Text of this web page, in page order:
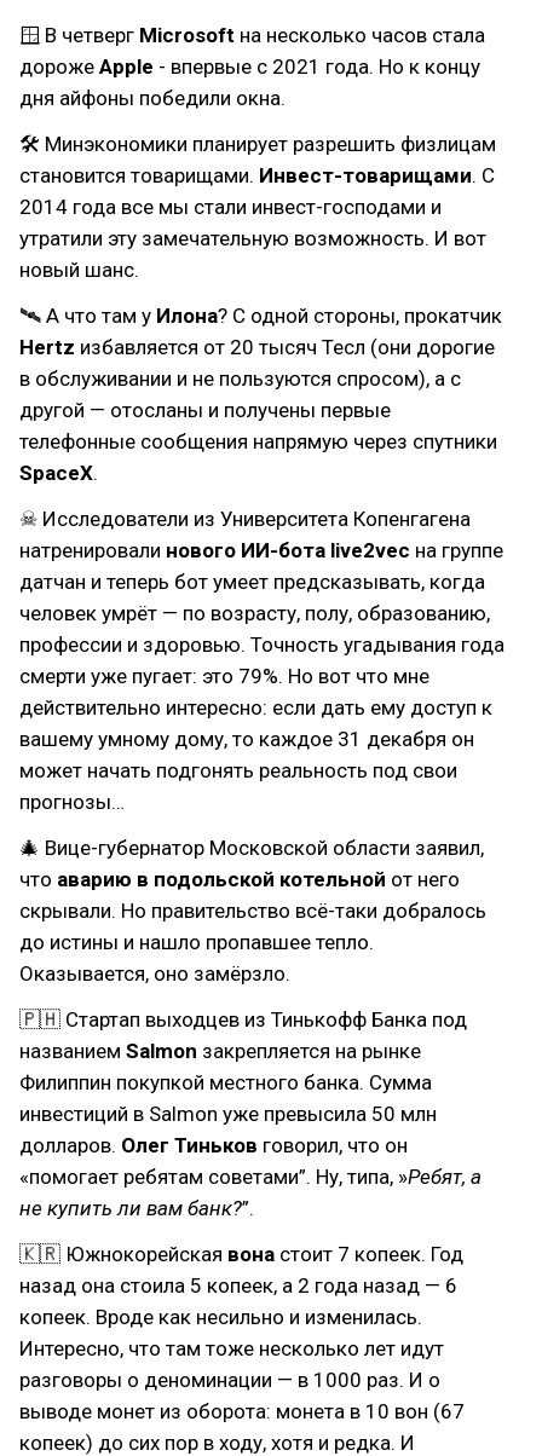
🪟 В четверг Microsoft на несколько часов стала
дороже Apple - впервые с 2021 года. Но к концу
дня айфоны победили окна.
🛠 Минэкономики планирует разрешить физлицам
становится товарищами. Инвест-товарищами. С
2014 года все мы стали инвест-господами и
утратили эту замечательную возможность. И вот
новый шанс.
🛰 А что там у Илона? С одной стороны, прокатчик
Hertz избавляется от 20 тысяч Тесл (они дорогие
в обслуживании и не пользуются спросом), а с
другой — отосланы и получены первые
телефонные сообщения напрямую через спутники
SpaceX.
☠ Исследователи из Университета Копенгагена
натренировали нового ИИ-бота live2vec на группе
датчан и теперь бот умеет предсказывать, когда
человек умрёт — по возрасту, полу, образованию,
профессии и здоровью. Точность угадывания года
смерти уже пугает: это 79%. Но вот что мне
действительно интересно: если дать ему доступ к
вашему умному дому, то каждое 31 декабря он
может начать подгонять реальность под свои
прогнозы…
🎄 Вице-губернатор Московской области заявил,
что аварию в подольской котельной от него
скрывали. Но правительство всё-таки добралось
до истины и нашло пропавшее тепло.
Оказывается, оно замёрзло.
🇵🇭 Стартап выходцев из Тинькофф Банка под
названием Salmon закрепляется на рынке
Филиппин покупкой местного банка. Сумма
инвестиций в Salmon уже превысила 50 млн
долларов. Олег Тиньков говорил, что он
«помогает ребятам советами”. Ну, типа, »Ребят, а
не купить ли вам банк?”.
🇰🇷 Южнокорейская вона стоит 7 копеек. Год
назад она стоила 5 копеек, а 2 года назад — 6
копеек. Вроде как несильно и изменилась.
Интересно, что там тоже несколько лет идут
разговоры о деноминации — в 1000 раз. И о
выводе монет из оборота: монета в 10 вон (67
копеек) до сих пор в ходу, хотя и редка. И